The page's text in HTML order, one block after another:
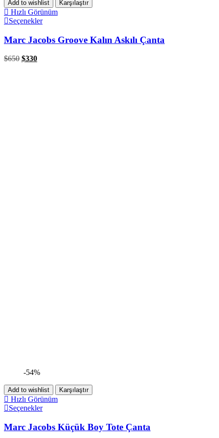
Add to wishlist Karşılaştır
Hızlı Görünüm
Seçenekler
Marc Jacobs Groove Kalın Askılı Çanta
$650 $330
-54%
Add to wishlist Karşılaştır
Hızlı Görünüm
Seçenekler
Marc Jacobs Küçük Boy Tote Çanta